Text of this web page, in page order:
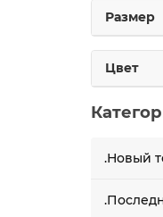
Размер
Цвет
.Новый